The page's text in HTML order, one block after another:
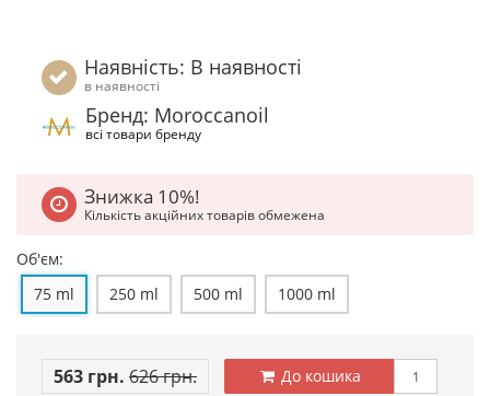
Наявність: В наявності
в наявності
Бренд: Moroccanoil
всі товари бренду
Знижка 10%!
Кількість акційних товарів обмежена
Об'єм:
75 ml
250 ml 500 ml 1000 ml
563 грн. 626 грн. До кошика